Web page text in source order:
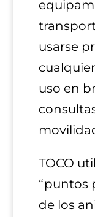
usarse
uso en
TOCO
“puntos
de los